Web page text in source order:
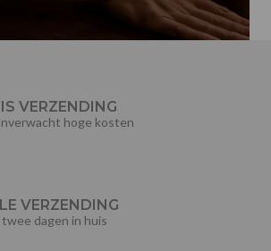
VERZENDING
hoge kosten
VERZENDING
dagen in huis